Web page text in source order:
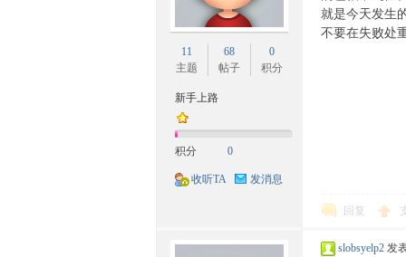
11
主题
68
帖子
0
积分
新手上路
积分 0
收听TA 发消息
就是今天发生
不要在失败
回复
slobsyelp2 发